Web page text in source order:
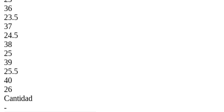
36
23.5
37
24.5
38
25
39
25.5
40
26
Cantidad
-